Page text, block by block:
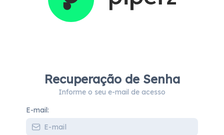
Recuperação de Senha
Informe o seu e-mail de acesso
E-mail: